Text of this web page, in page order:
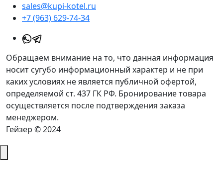
sales@kupi-kotel.ru
+7 (963) 629-74-34
Обращаем внимание на то, что данная информация
носит сугубо информационный характер и не при
каких условиях не является публичной офертой,
определяемой ст. 437 ГК РФ. Бронирование товара
осуществляется после подтверждения заказа
менеджером.
Гейзер © 2024